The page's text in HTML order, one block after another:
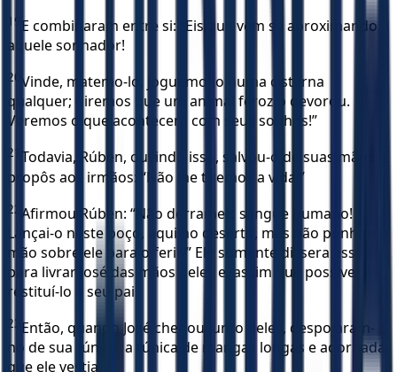
19 E combinaram entre si: “Eis que vem se aproximando
aquele sonhador!
20 Vinde, matemo-lo, joguemo-lo numa cisterna
qualquer; diremos que um animal feroz o devorou.
Veremos o que acontecerá com seus sonhos!”
21
Todavia, Rúben, ouvindo isso, salvou-o de suas mãos. E
propôs aos irmãos: “Não lhe tiremos a vida!”
22 Afirmou Rúben: “Não derrameis sangue humano!
Lançai-o neste poço, aqui no deserto, mas não ponhais a
mão sobre ele para o ferir!” Ele somente dissera assim
para livrar José das mãos deles e, assim que possível,
restituí-lo a seu pai.
23 Então, quando José chegou junto deles, despojaram-
no de sua túnica, a túnica de mangas longas e adornada,
que ele vestia.